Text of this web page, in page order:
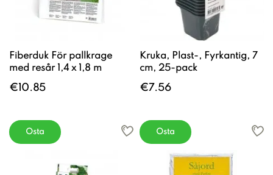
Fiberduk För pallkrage
med resår 1,4 x 1,8 m
€10.85
Osta
Kruka, Plast-, Fyrkantig, 7
cm, 25-pack
€7.56
Osta